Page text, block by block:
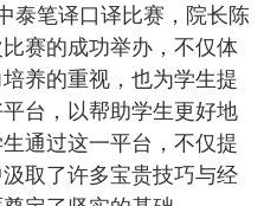
泰笔译口译比赛，院长陈
赛的成功举办，不仅体
养的重视，也为学生提
台，以帮助学生更好地
通过这一平台，不仅提
取了许多宝贵技巧与经